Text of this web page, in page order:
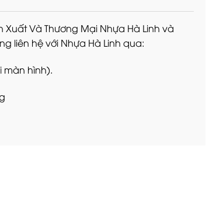
Và Thương Mại Nhựa Hà Linh và
liên hệ với Nhựa Hà Linh qua:
màn hình).